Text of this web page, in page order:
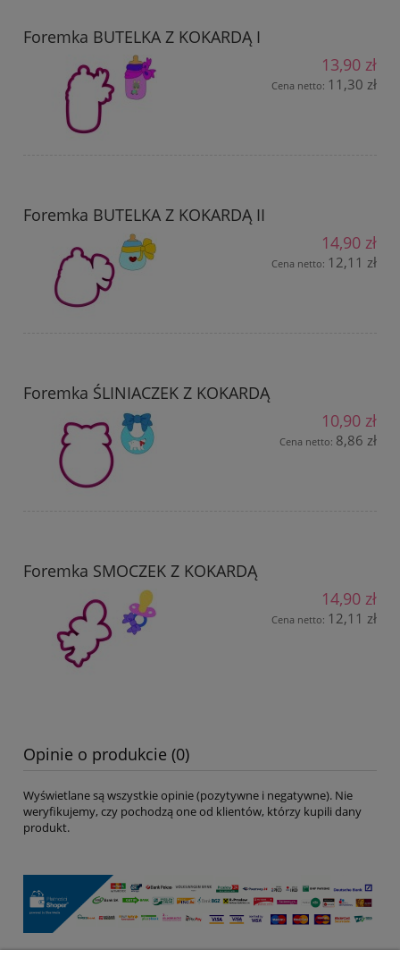
Foremka BUTELKA Z KOKARDĄ I
13,90 zł
Cena netto: 11,30 zł
Foremka BUTELKA Z KOKARDĄ II
14,90 zł
Cena netto: 12,11 zł
Foremka ŚLINIACZEK Z KOKARDĄ
10,90 zł
Cena netto: 8,86 zł
Foremka SMOCZEK Z KOKARDĄ
14,90 zł
Cena netto: 12,11 zł
Opinie o produkcie (0)
Wyświetlane są wszystkie opinie (pozytywne i negatywne). Nie
weryfikujemy, czy pochodzą one od klientów, którzy kupili dany
produkt.